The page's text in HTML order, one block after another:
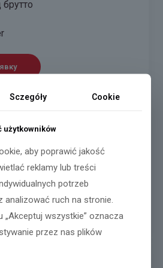
з альстромерією
Sczegóły Cookie
użytkowników
aby poprawić jakość
reklamy lub treści
potrzeb
analizować ruch na stronie.
„Akceptuj wszystkie” oznacza
przez nas plików